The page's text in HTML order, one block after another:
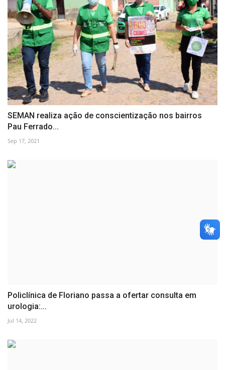
SEMAN realiza ação de conscientização nos bairros
Pau Ferrado...
Sep 17, 2021
Policlínica de Floriano passa a ofertar consulta em
urologia:...
Jul 14, 2022